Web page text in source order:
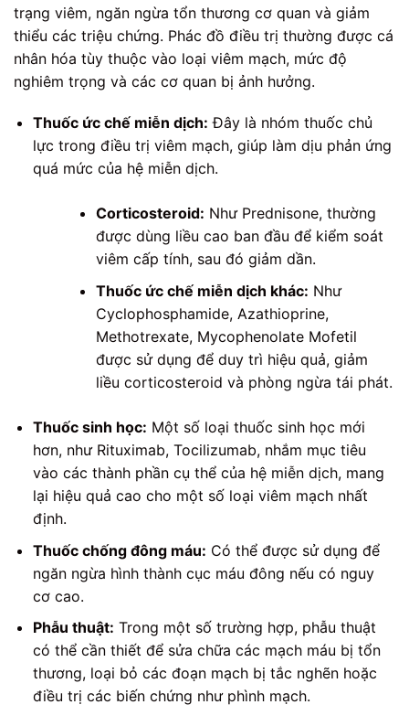
trạng viêm, ngăn ngừa tổn thương cơ quan và giảm
thiểu các triệu chứng. Phác đồ điều trị thường được cá
nhân hóa tùy thuộc vào loại viêm mạch, mức độ
nghiêm trọng và các cơ quan bị ảnh hưởng.
Thuốc ức chế miễn dịch: Đây là nhóm thuốc chủ
lực trong điều trị viêm mạch, giúp làm dịu phản ứng
quá mức của hệ miễn dịch.
Corticosteroid: Như Prednisone, thường
được dùng liều cao ban đầu để kiểm soát
viêm cấp tính, sau đó giảm dần.
Thuốc ức chế miễn dịch khác: Như
Cyclophosphamide, Azathioprine,
Methotrexate, Mycophenolate Mofetil
được sử dụng để duy trì hiệu quả, giảm
liều corticosteroid và phòng ngừa tái phát.
Thuốc sinh học: Một số loại thuốc sinh học mới
hơn, như Rituximab, Tocilizumab, nhắm mục tiêu
vào các thành phần cụ thể của hệ miễn dịch, mang
lại hiệu quả cao cho một số loại viêm mạch nhất
định.
Thuốc chống đông máu: Có thể được sử dụng để
ngăn ngừa hình thành cục máu đông nếu có nguy
cơ cao.
Phẫu thuật: Trong một số trường hợp, phẫu thuật
có thể cần thiết để sửa chữa các mạch máu bị tổn
thương, loại bỏ các đoạn mạch bị tắc nghẽn hoặc
điều trị các biến chứng như phình mạch.